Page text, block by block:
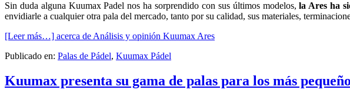
Sin duda alguna Kuumax Padel nos ha sorprendido con sus últimos modelos,la Ares ha
envidiarle a cualquier otra pala del mercado, tanto por su calidad, sus materiales,
[Leer más…] acerca de Análisis y opinión Kuumax Ares
Publicado en: Palas de Pádel, Kuumax Pádel
Kuumax presenta su gama de palas para los más